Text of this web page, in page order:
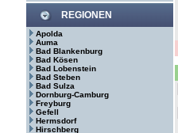
REGIONEN
Apolda
Auma
Bad Blankenburg
Bad Kösen
Bad Lobenstein
Bad Steben
Bad Sulza
Dornburg-Camburg
Freyburg
Gefell
Hermsdorf
Hirschberg